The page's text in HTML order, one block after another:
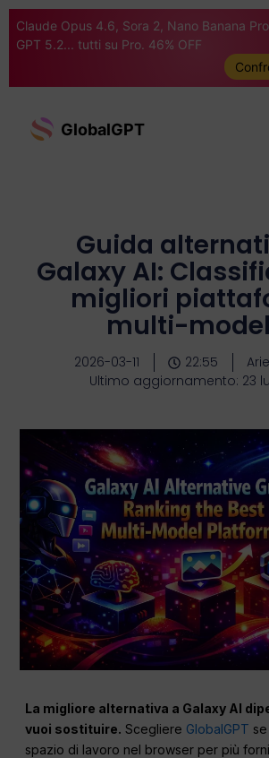
Claude Opus 4.6, Sora 2, Nano Banana
GPT 5.2... tutti su Pro. 46% OFF
GlobalGPT
Guida
Galaxy AI:
migliori
multi-
2026-03-11 22:55
Ultimo aggiornamento: 23
La migliore alternativa a Galaxy AI
vuoi sostituire. Scegliere GlobalGPT
spazio di lavoro nel browser per più